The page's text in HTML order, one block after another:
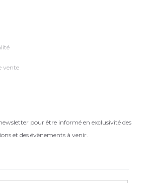
vente
pour être informé en exclusivité des
et des évènements à venir.